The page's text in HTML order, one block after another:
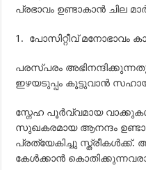
പ്രഭാവം ഉണ്ടാകാന്‍ ചില
1. പോസിറ്റീവ് മനോഭാവം
പരസ്പരം
ഇഴയടുപ്പം കൂട്ടുവാന്‍
സ്നേഹ പൂര്‍വ്വമായ
സുഖകരമായ ആനന്ദം
പ്രത്യേകിച്ചു
കേള്‍ക്കാന്‍